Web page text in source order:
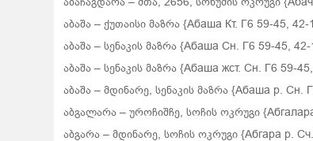
აბაშა – ქუთაისი მაზრა {Абаша Кт. Г6 59-45, 42-
აბაშა – სენაკის მაზრა {Абаша Сн. Г6 59-45,
აბაშა – სენაკის მაზრა {Абаша жст. Сн. Г6 59-
აბაშა – მდინარე, სენაკის მაზრა {Абаша р. Сн.
აბგალარა – უროჩიშჩე, სოჩის ოკრუგი
აბგარა – მდინარე, სოჩის ოკრუგი {Абгара р.